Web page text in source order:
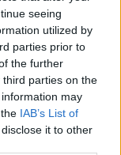
seeing
utilized by
parties prior to
the further
parties on the
may
IAB’s List of
it to other